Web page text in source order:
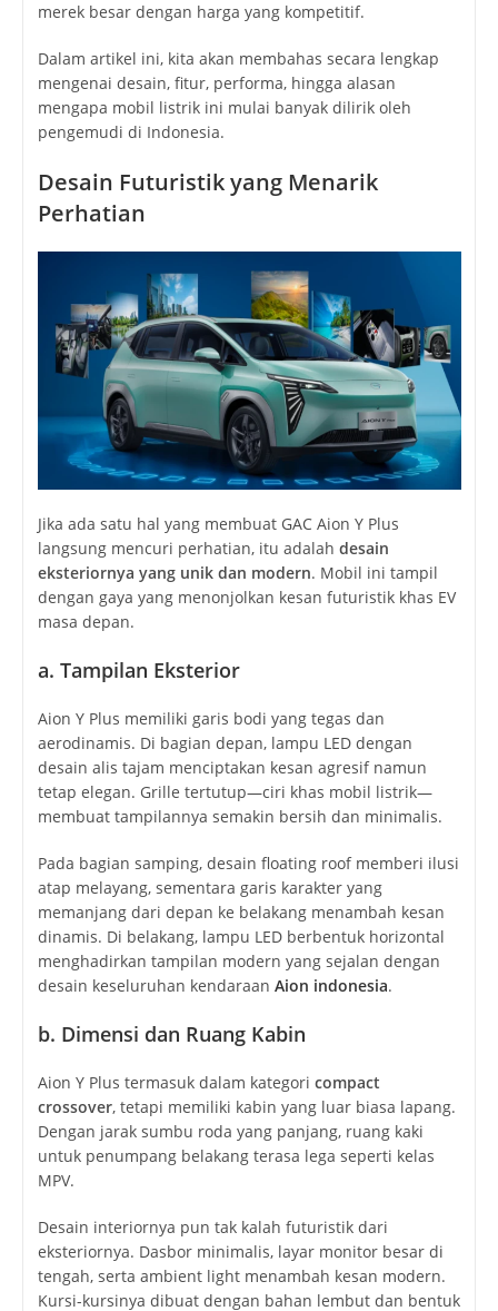
merek besar dengan harga yang kompetitif.
Dalam artikel ini, kita akan membahas secara lengkap
mengenai desain, fitur, performa, hingga alasan
mengapa mobil listrik ini mulai banyak dilirik oleh
pengemudi di Indonesia.
Desain Futuristik yang Menarik
Perhatian
Jika ada satu hal yang membuat GAC Aion Y Plus
langsung mencuri perhatian, itu adalah desain
eksteriornya yang unik dan modern. Mobil ini tampil
dengan gaya yang menonjolkan kesan futuristik khas EV
masa depan.
a. Tampilan Eksterior
Aion Y Plus memiliki garis bodi yang tegas dan
aerodinamis. Di bagian depan, lampu LED dengan
desain alis tajam menciptakan kesan agresif namun
tetap elegan. Grille tertutup—ciri khas mobil listrik—
membuat tampilannya semakin bersih dan minimalis.
Pada bagian samping, desain floating roof memberi ilusi
atap melayang, sementara garis karakter yang
memanjang dari depan ke belakang menambah kesan
dinamis. Di belakang, lampu LED berbentuk horizontal
menghadirkan tampilan modern yang sejalan dengan
desain keseluruhan kendaraan Aion indonesia.
b. Dimensi dan Ruang Kabin
Aion Y Plus termasuk dalam kategori compact
crossover, tetapi memiliki kabin yang luar biasa lapang.
Dengan jarak sumbu roda yang panjang, ruang kaki
untuk penumpang belakang terasa lega seperti kelas
MPV.
Desain interiornya pun tak kalah futuristik dari
eksteriornya. Dasbor minimalis, layar monitor besar di
tengah, serta ambient light menambah kesan modern.
Kursi-kursinya dibuat dengan bahan lembut dan bentuk